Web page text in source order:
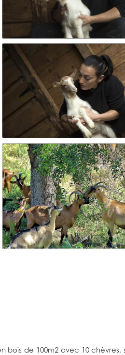
bois de 100m2 avec 10 chèvres,